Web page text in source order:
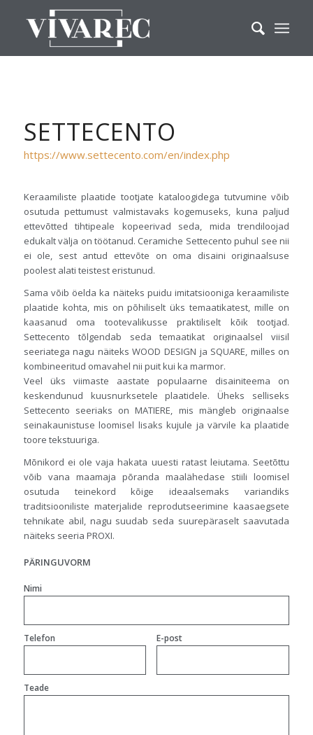
SETTECENTO
https://www.settecento.com/en/index.php
Keraamiliste plaatide tootjate kataloogidega tutvumine võib
osutuda pettumust valmistavaks kogemuseks, kuna paljud
ettevõtted tihtipeale kopeerivad seda, mida trendiloojad
edukalt välja on töötanud. Ceramiche Settecento puhul see nii
ei ole, sest antud ettevõte on oma disaini originaalsuse
poolest alati teistest eristunud.
Sama võib öelda ka näiteks puidu imitatsiooniga keraamiliste
plaatide kohta, mis on põhiliselt üks temaatikatest, mille on
kaasanud oma tootevalikusse praktiliselt kõik tootjad.
Settecento tõlgendab seda temaatikat originaalsel viisil
seeriatega nagu näiteks WOOD DESIGN ja SQUARE, milles on
kombineeritud omavahel nii puit kui ka marmor.
Veel üks viimaste aastate populaarne disainiteema on
keskendunud kuusnurksetele plaatidele. Üheks selliseks
Settecento seeriaks on MATIERE, mis mängleb originaalse
seinakaunistuse loomisel lisaks kujule ja värvile ka plaatide
toore tekstuuriga.
Mõnikord ei ole vaja hakata uuesti ratast leiutama. Seetõttu
võib vana maamaja põranda maalähedase stiili loomisel
osutuda teinekord kõige ideaalsemaks variandiks
traditsiooniliste materjalide reprodutseerimine kaasaegsete
tehnikate abil, nagu suudab seda suurepäraselt saavutada
näiteks seeria PROXI.
PÄRINGUVORM
Nimi
Telefon E-post
Teade